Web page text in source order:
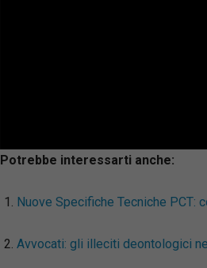
Potrebbe interessarti anche:
Nuove Specifiche Tecniche
Avvocati: gli illeciti deontologici